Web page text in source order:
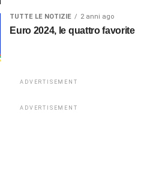
TUTTE LE NOTIZIE 2 anni ago
Euro 2024, le quattro favorite
ADVERTISEMENT
ADVERTISEMENT